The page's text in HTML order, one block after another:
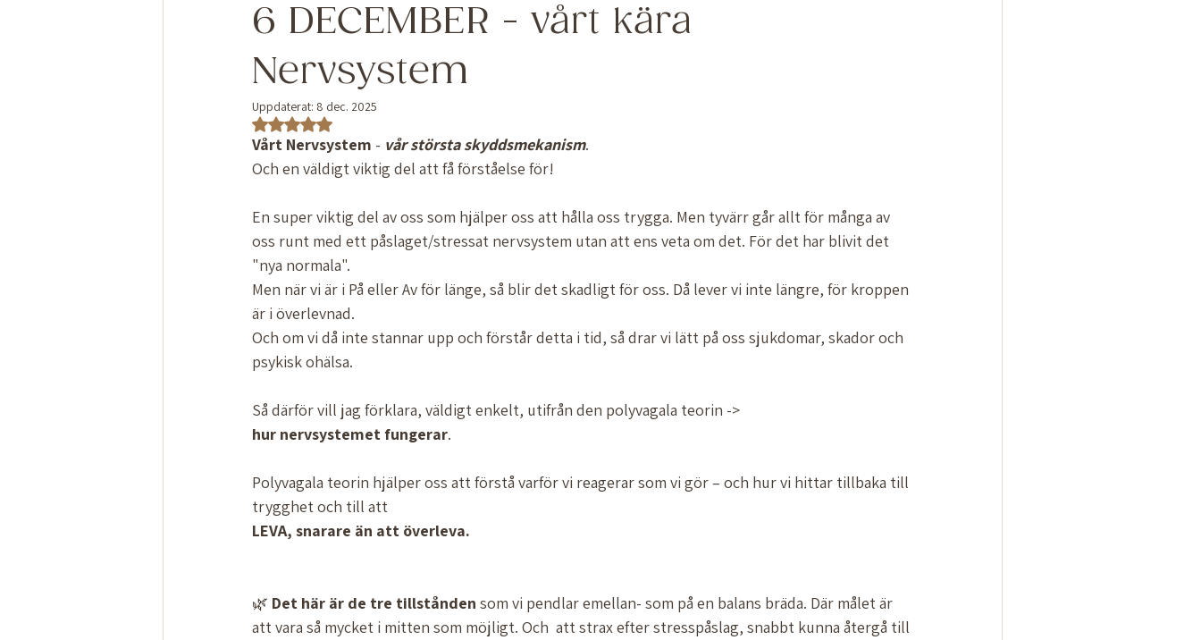
6 DECEMBER - vårt kära
Nervsystem
Uppdaterat: 8 dec. 2025
Betygsatt till NaN av 5 stjärnor.
Vårt Nervsystem - vår största skyddsmekanism.
Och en väldigt viktig del att få förståelse för!
En super viktig del av oss som hjälper oss att hålla oss trygga. Men tyvärr går allt för många av
oss runt med ett påslaget/stressat nervsystem utan att ens veta om det. För det har blivit det
"nya normala".
Men när vi är i På eller Av för länge, så blir det skadligt för oss. Då lever vi inte längre, för kroppen
är i överlevnad.
Och om vi då inte stannar upp och förstår detta i tid, så drar vi lätt på oss sjukdomar, skador och
psykisk ohälsa.
Så därför vill jag förklara, väldigt enkelt, utifrån den polyvagala teorin ->
hur nervsystemetfungerar.
Polyvagala teorin hjälper oss att förstå varför vi reagerar som vi gör – och hur vi hittar tillbaka till
trygghet och till att
LEVA, snarare än att överleva.
🌿 Det här är de tre tillstånden som vi pendlar emellan- som på en balans bräda. Där målet är
att vara så mycket i mitten som möjligt. Och  att strax efter stresspåslag, snabbt kunna återgå till